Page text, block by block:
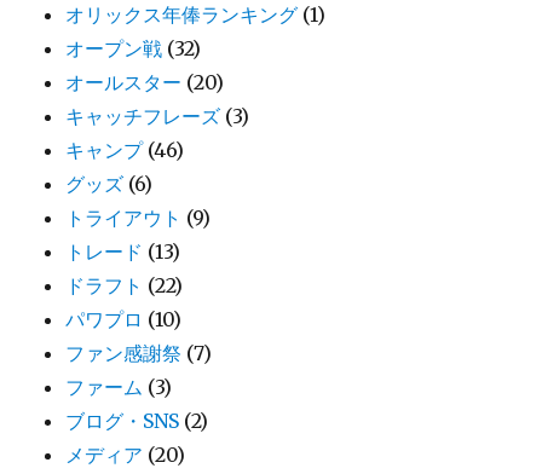
オリックス年俸ランキング (1)
オープン戦 (32)
オールスター (20)
キャッチフレーズ (3)
キャンプ(46)
グッズ (6)
トライアウト (9)
トレード (13)
ドラフト (22)
パワプロ (10)
ファン感謝祭 (7)
ファーム (3)
ブログ・SNS (2)
メディア (20)